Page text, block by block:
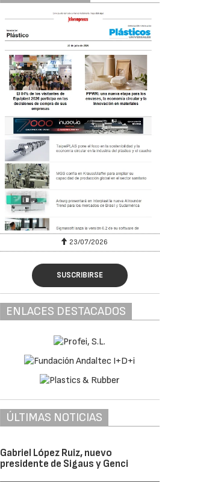
23/07/2026
SUSCRIBIRSE
ENLACES DESTACADOS
ÚLTIMAS NOTICIAS
Gabriel López Ruiz, nuevo
presidente de Sigaus y Genci